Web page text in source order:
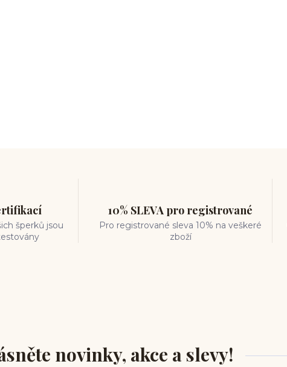
šperků jsou
10% SLEVA pro registrované
Pro registrované sleva 10% na veškeré
zboží
novinky, akce a slevy!